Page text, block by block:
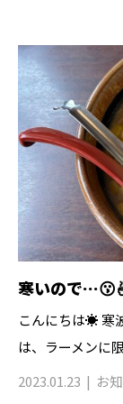
寒いので
こんにちは☀️ 寒
は、ラーメンに
2023.01.23
お